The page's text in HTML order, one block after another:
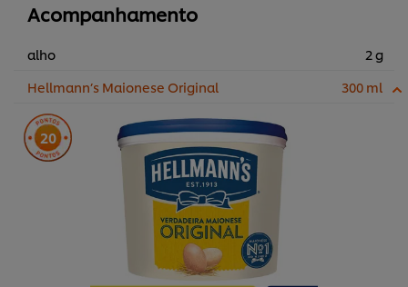
Acompanhamento
alho
2 g
Hellmann’s Maionese Original
300 ml
20